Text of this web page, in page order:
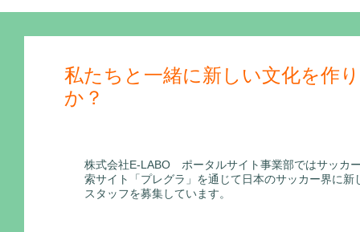
私たちと一緒に新しい文化を作
か？
株式会社E-LABO ポータルサイト事業部ではサッカ
索サイト「プレグラ」を通じて日本のサッカー界に
スタッフを募集しています。